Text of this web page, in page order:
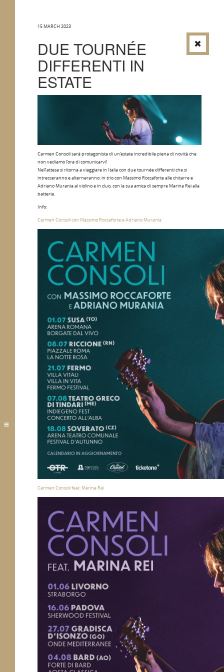
15 MARCH 2023
DUE TOURNÉE
DIFFERENTI IN
ESTATE
Carmen Consoli sarà protagonista di un’estate incredibile piena di novità che
non vediamo l’ora di comunicarvi!
Nell’attesa si ritorna a viaggiare in Italia con due tournée differenti che si
intrecceranno e alterneranno: in trio con Massimo Roccaforte alle chitarre e
Adriano Murania al violino e in duo, con la sua amica di sempre Marina Rei alla
batteria.
Info:
Carmen Consoli con Massimo Roccaforte e Adriano Murania
Carmen Consoli feat. Marina Rei